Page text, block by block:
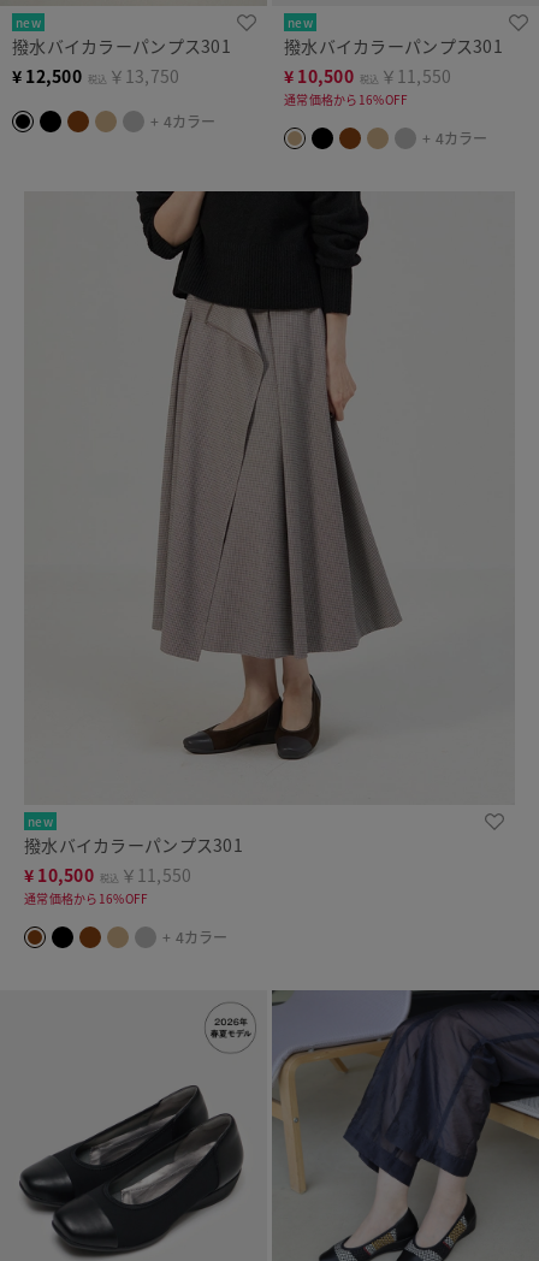
new
撥水バイカラーパンプス301
¥ 12,500 税込 ￥13,750
+ 4カラー
new
撥水バイカラーパンプス301
¥ 10,500 税込 ￥11,550
通常価格から16%OFF
+ 4カラー
new
撥水バイカラーパンプス301
¥ 10,500 税込 ￥11,550
通常価格から16%OFF
+ 4カラー